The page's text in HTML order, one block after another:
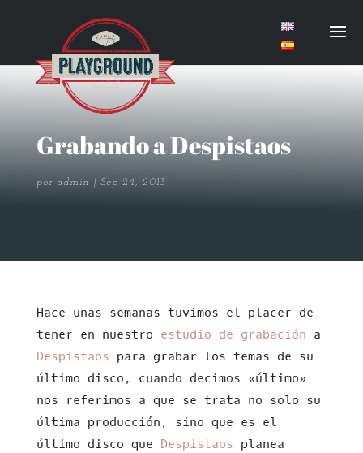
Grabando a Despistaos
por admin Sep 24, 2013
Hace unas semanas tuvimos el placer de
tener en nuestro estudio de grabación a
Despistaos para grabar los temas de su
último disco, cuando decimos «último»
nos referimos a que se trata no solo su
última producción, sino que es el
último disco que Despistaos planea